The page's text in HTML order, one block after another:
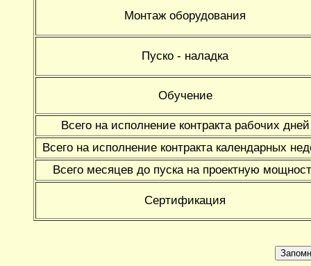
Монтаж оборудования
Пуско - наладка
Обучение
Всего на исполнение контракта рабочих дней
Всего на исполнение контракта календарных
Всего месяцев до пуска на проектную
Сертификация